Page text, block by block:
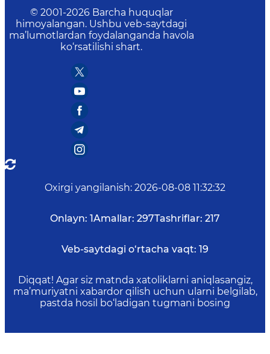
© 2001-2026 Barcha huquqlar
himoyalangan. Ushbu veb-saytdagi
ma’lumotlardan foydalanganda havola
ko‘rsatilishi shart.
Oxirgi yangilanish: 2026-08-08 11:32:32
Onlayn: 1Amallar: 297Tashriflar: 217
Veb-saytdagi o‘rtacha vaqt: 19
Diqqat! Agar siz matnda xatoliklarni aniqlasangiz,
ma’muriyatni xabardor qilish uchun ularni belgilab,
pastda hosil bo‘ladigan tugmani bosing